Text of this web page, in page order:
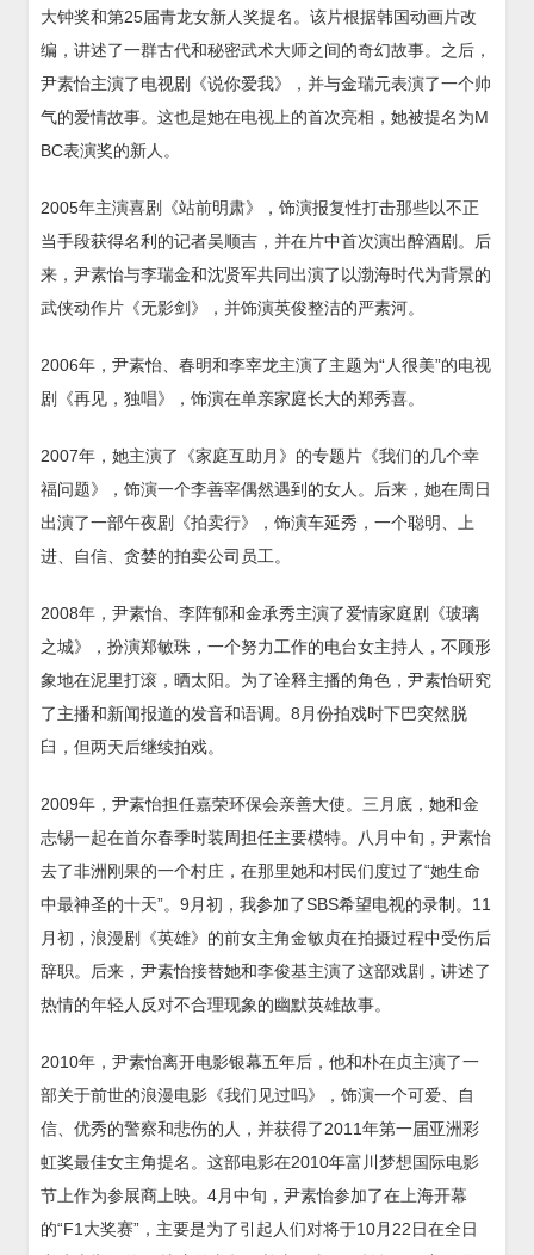
大钟奖和第25届青龙女新人奖提名。该片根据韩国动画片改
编，讲述了一群古代和秘密武术大师之间的奇幻故事。之后，
尹素怡主演了电视剧《说你爱我》，并与金瑞元表演了一个帅
气的爱情故事。这也是她在电视上的首次亮相，她被提名为M
BC表演奖的新人。
2005年主演喜剧《站前明肃》，饰演报复性打击那些以不正
当手段获得名利的记者吴顺吉，并在片中首次演出醉酒剧。后
来，尹素怡与李瑞金和沈贤军共同出演了以渤海时代为背景的
武侠动作片《无影剑》，并饰演英俊整洁的严素河。
2006年，尹素怡、春明和李宰龙主演了主题为“人很美”的电视
剧《再见，独唱》，饰演在单亲家庭长大的郑秀喜。
2007年，她主演了《家庭互助月》的专题片《我们的几个幸
福问题》，饰演一个李善宰偶然遇到的女人。后来，她在周日
出演了一部午夜剧《拍卖行》，饰演车延秀，一个聪明、上
进、自信、贪婪的拍卖公司员工。
2008年，尹素怡、李阵郁和金承秀主演了爱情家庭剧《玻璃
之城》，扮演郑敏珠，一个努力工作的电台女主持人，不顾形
象地在泥里打滚，晒太阳。为了诠释主播的角色，尹素怡研究
了主播和新闻报道的发音和语调。8月份拍戏时下巴突然脱
臼，但两天后继续拍戏。
2009年，尹素怡担任嘉荣环保会亲善大使。三月底，她和金
志锡一起在首尔春季时装周担任主要模特。八月中旬，尹素怡
去了非洲刚果的一个村庄，在那里她和村民们度过了“她生命
中最神圣的十天”。9月初，我参加了SBS希望电视的录制。11
月初，浪漫剧《英雄》的前女主角金敏贞在拍摄过程中受伤后
辞职。后来，尹素怡接替她和李俊基主演了这部戏剧，讲述了
热情的年轻人反对不合理现象的幽默英雄故事。
2010年，尹素怡离开电影银幕五年后，他和朴在贞主演了一
部关于前世的浪漫电影《我们见过吗》，饰演一个可爱、自
信、优秀的警察和悲伤的人，并获得了2011年第一届亚洲彩
虹奖最佳女主角提名。这部电影在2010年富川梦想国际电影
节上作为参展商上映。4月中旬，尹素怡参加了在上海开幕
的“F1大奖赛”，主要是为了引起人们对将于10月22日在全日